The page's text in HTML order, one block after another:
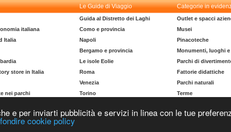
e per inviarti pubblicità e servizi in linea con le tue
cookie policy
Le Guide di Viaggio Categorie in
italiana
Italia
store in Italia
nei parchi
Guida al Distretto dei Laghi
Como e provincia
Napoli
Bergamo e provincia
Le isole Eolie
Roma
Venezia
Torino
Outlet e spacci
Musei
Pinacoteche
Monumenti, luoghi e
Parchi di
Fattorie didattiche
Parchi naturali
Terme
2026 Supero Ltd, Malta MT 2105-2906 Tutti i diritti riservati.